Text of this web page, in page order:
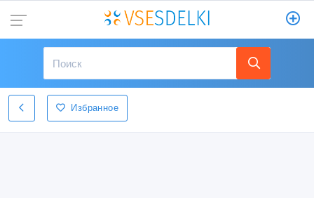
Избранное